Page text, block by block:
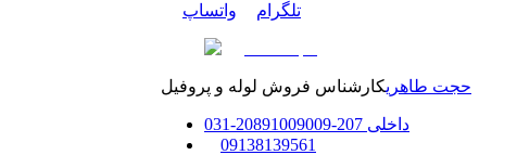
تلگرام واتساپ
حجت طاهریکارشناس فروش لوله و پروفیل
داخلی 207-208
91009009
-
031
09138139561